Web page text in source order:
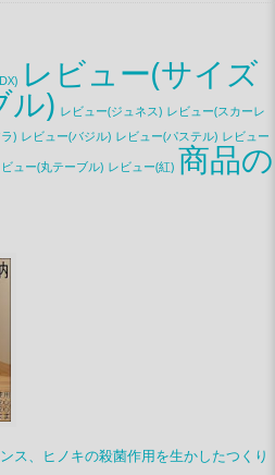
レビュー(サイズ
ル) レビュー(ジュネス) レビュー(スカーレ
) レビュー(バジル) レビュー(パステル) レビュー
ュー(丸テーブル) レビュー(紅) 商品の
ス、ヒノキの殺菌作用を生かしたつくり